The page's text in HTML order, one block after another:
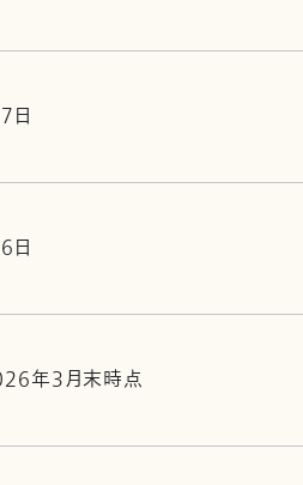
日
日
年3月末時点